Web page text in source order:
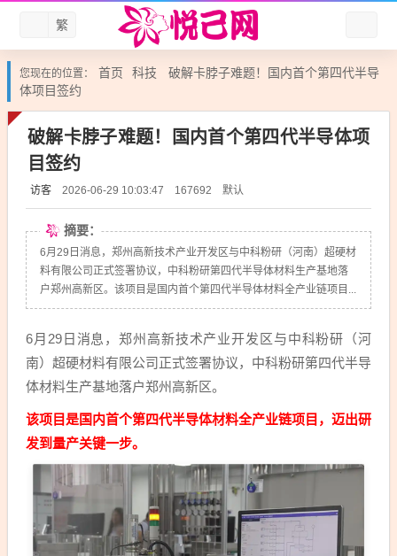
繁
您现在的位置： 首页 科技
破解卡脖子难题！国内首个第四代半导
体项目签约
破解卡脖子难题！国内首个第四代半导体项
目签约
访客 2026-06-29 10:03:47 167692 默认
摘要：
6月29日消息，郑州高新技术产业开发区与中科粉研（河南）超硬材
料有限公司正式签署协议，中科粉研第四代半导体材料生产基地落
户郑州高新区。该项目是国内首个第四代半导体材料全产业链项目...
6月29日消息，郑州高新技术产业开发区与中科粉研（河
南）超硬材料有限公司正式签署协议，中科粉研第四代半导
体材料生产基地落户郑州高新区。
该项目是国内首个第四代半导体材料全产业链项目，迈出研
发到量产关键一步。